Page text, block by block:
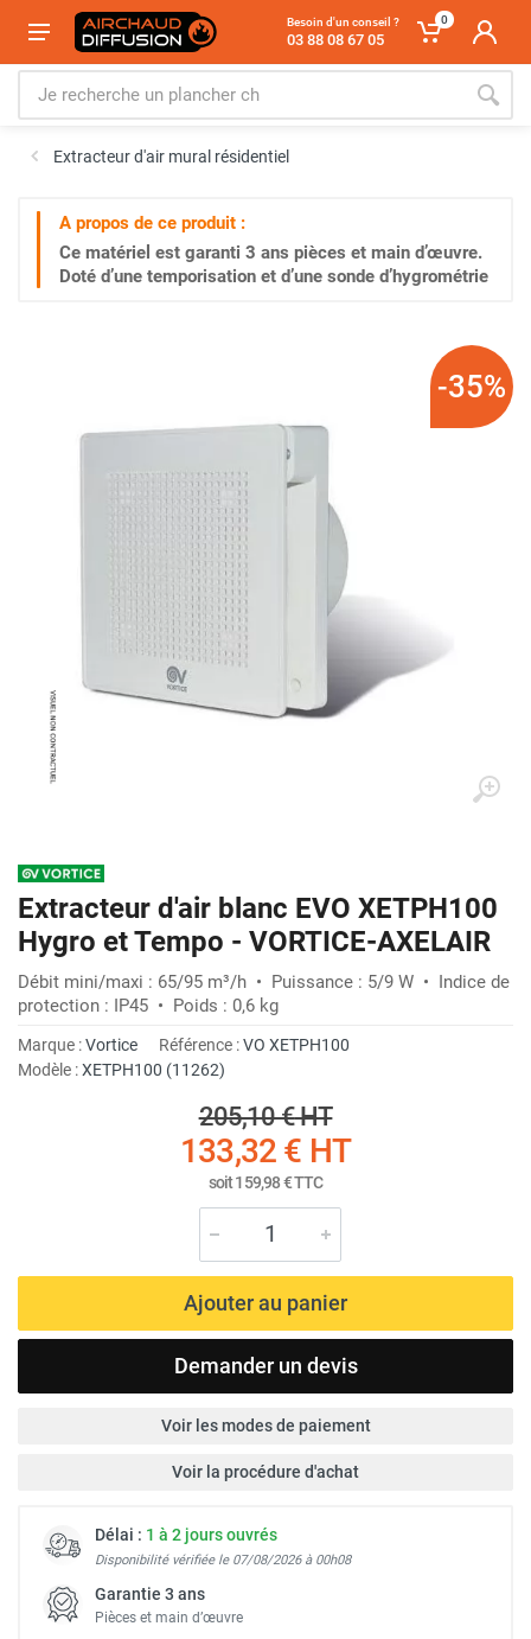
Besoin d'un conseil ?
03 88 08 67 05
0
Extracteur d'air mural résidentiel
A propos de ce produit :
Ce matériel est garanti 3 ans pièces et main d’œuvre.
Doté d’une temporisation et d’une sonde d’hygrométrie
-35%
Extracteur d'air blanc EVO XETPH100
Hygro et Tempo - VORTICE-AXELAIR
Débit mini/maxi : 65/95 m³/h • Puissance : 5/9 W • Indice de
protection : IP45 • Poids : 0,6 kg
Marque :Vortice Référence :VO XETPH100
Modèle :XETPH100 (11262)
205,10 €HT
133,32 € HT
soit159,98 €TTC
Ajouter au panier
Demander un devis
Voir les modes de paiement
Voir la procédure d'achat
Délai : 1 à 2 jours ouvrés
Disponibilité vérifiée le 07/08/2026 à 00h08
Garantie 3 ans
Pièces et main d’œuvre